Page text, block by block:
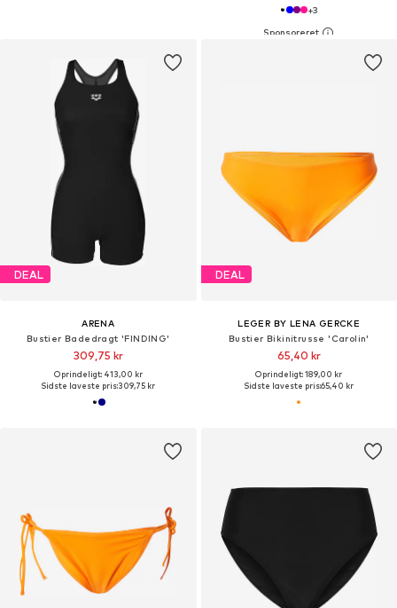
+3
DEAL
ARENA
Bustier Badedragt 'FINDING'
309,75 kr
Oprindeligt: 413,00 kr
Sidste laveste pris:309,75 kr
DEAL
LEGER BY LENA GERCKE
Bustier Bikinitrusse 'Carolin'
65,40 kr
Oprindeligt: 189,00 kr
Sidste laveste pris:65,40 kr